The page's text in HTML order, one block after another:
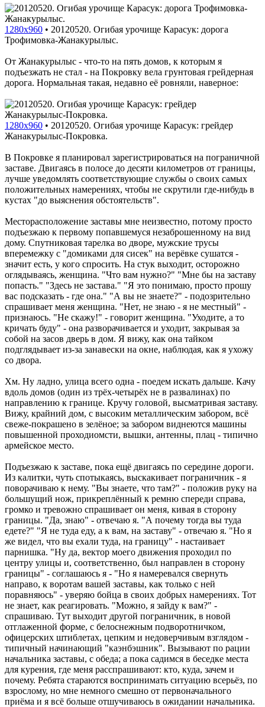
1280x960 • 20120520. Огибая урочище Карасук: дорога
Трофимовка-Жанакурылыс.
От Жанакурылыс - что-то на пять домов, к которым я
подъезжать не стал - на Покровку вела грунтовая грейдерная
дорога. Нормальная такая, недавно её ровняли, наверное:
1280x960 • 20120520. Огибая урочище Карасук: грейдер
Жанакурылыс-Покровка.
В Покровке я планировал зарегистрироваться на пограничной
заставе. Двигаясь в полосе до десяти километров от границы,
лучше уведомлять соответствующие службы о своих самых
положительных намерениях, чтобы не скрутили где-нибудь в
кустах "до выяснения обстоятельств".
Месторасположение заставы мне неизвестно, потому просто
подъезжаю к первому попавшемуся незаброшенному на вид
дому. Спутниковая тарелка во дворе, мужские трусы
вперемежку с "домиками для сисек" на верёвке сушатся -
значит есть, у кого спросить. На стук выходит, осторожно
оглядываясь, женщина. "Что вам нужно?" "Мне бы на заставу
попасть." "Здесь не застава." "Я это понимаю, просто прошу
вас подсказать - где она." "А вы не знаете?" - подозрительно
спрашивает меня женщина. "Нет, не знаю - я не местный" -
признаюсь. "Не скажу!" - говорит женщина. "Уходите, а то
кричать буду" - она разворачивается и уходит, закрывая за
собой на засов дверь в дом. Я вижу, как она тайком
подглядывает из-за занавески на окне, наблюдая, как я ухожу
со двора.
Хм. Ну ладно, улица всего одна - поедем искать дальше. Качу
вдоль домов (один из трёх-четырёх не в развалинах) по
направлению к границе. Кручу головой, высматривая заставу.
Вижу, крайний дом, с высоким металлическим забором, всё
свеже-покрашено в зелёное; за забором виднеются машины
повышенной проходиомсти, вышки, антенны, плац - типично
армейское место.
Подъезжаю к заставе, пока ещё двигаясь по середине дороги.
Из калитки, чуть спотыкаясь, выскакивает пограничник - я
поворачиваю к нему. "Вы знаете, что там?" - положив руку на
большущий нож, прикреплённый к ремню спереди справа,
громко и тревожно спрашивает он меня, кивая в сторону
границы. "Да, знаю" - отвечаю я. "А почему тогда вы туда
едете?" "Я не туда еду, а к вам, на заставу" - отвечаю я. "Но я
же видел, что вы ехали туда, на границу" - настаивает
парнишка. "Ну да, вектор моего движения проходил по
центру улицы и, соответственно, был направлен в сторону
границы" - соглашаюсь я - "Но я намеревался свернуть
направо, к воротам вашей заставы, как только с ней
поравняюсь" - уверяю бойца в своих добрых намерениях. Тот
не знает, как реагировать. "Можно, я зайду к вам?" -
спрашиваю. Тут выходит другой пограничник, в новой
отглаженной форме, с белоснежным подворотничком,
офицерских штиблетах, цепким и недоверчивым взглядом -
типичный начинающий "каэнбэшник". Вызывают по рации
начальника заставы, с обеда; а пока садимся в беседке места
для курения, где меня расспрашивают: кто, куда, зачем и
почему. Ребята стараются воспринимать ситуацию всерьёз, по
взрослому, но мне немного смешно от первоначального
приёма и я всё больше отшучиваюсь в ожидании начальника.